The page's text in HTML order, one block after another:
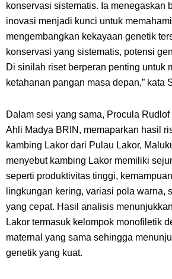
konservasi sistematis. Ia menegaskan
inovasi menjadi kunci untuk
mengembangkan kekayaan genetik
konservasi yang sistematis, potensi
Di sinilah riset berperan penting untuk
ketahanan pangan masa depan,” kata
Dalam sesi yang sama, Procula
Ahli Madya BRIN, memaparkan hasil
kambing Lakor dari Pulau Lakor,
menyebut kambing Lakor memiliki
seperti produktivitas tinggi,
lingkungan kering, variasi pola warna,
yang cepat. Hasil analisis
Lakor termasuk kelompok monofiletik
maternal yang sama sehingga
genetik yang kuat.